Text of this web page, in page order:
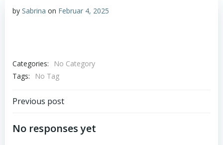
by Sabrina on Februar 4, 2025
Categories:
No Category
Tags:
No Tag
Post
navigation
Previous post
No responses yet